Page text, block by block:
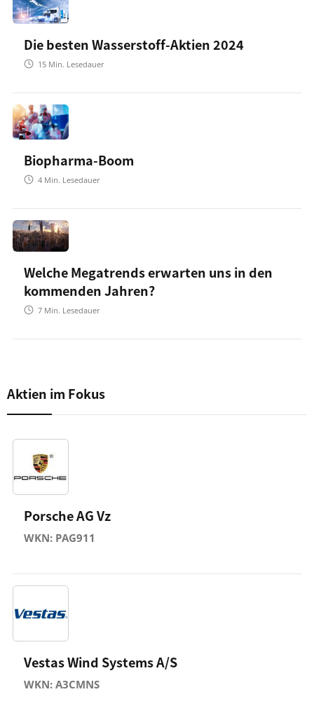
Die besten Wasserstoff-Aktien 2024
15 Min. Lesedauer
Biopharma-Boom
4 Min. Lesedauer
Welche Megatrends erwarten uns in den
kommenden Jahren?
7 Min. Lesedauer
Aktien im Fokus
Porsche AG Vz
WKN: PAG911
Vestas Wind Systems A/S
WKN: A3CMNS